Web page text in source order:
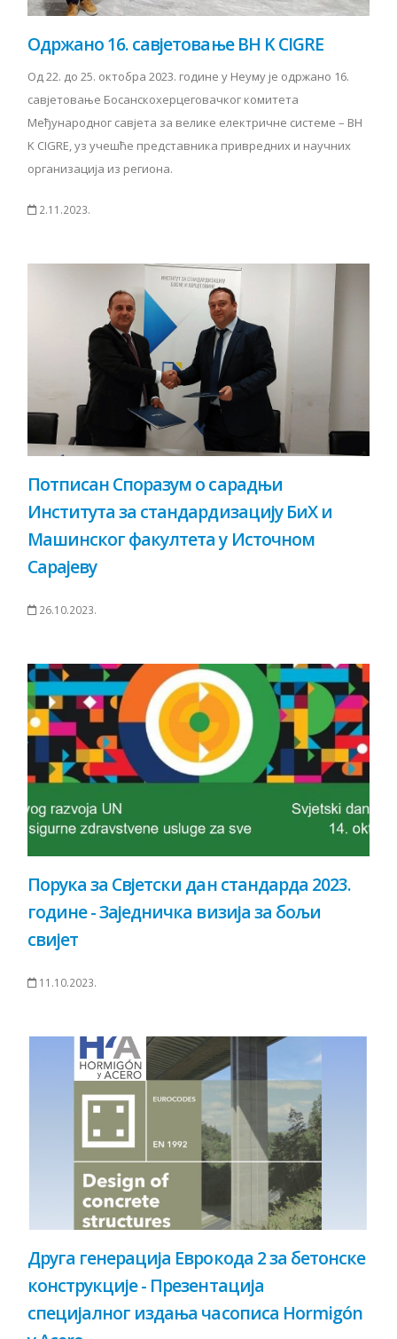
Одржано 16. савјетовање BH K CIGRE
Од 22. до 25. октобра 2023. године у Неуму је одржано 16.
савјетовање Босанскохерцеговачког комитета
Међународног савјета за велике електричне системе – BH
K CIGRE, уз учешће представника привредних и научних
организација из региона.
2.11.2023.
Потписан Споразум о сарадњи
Института за стандардизацију БиХ и
Машинског факултета у Источном
Сарајеву
26.10.2023.
Порука за Свјетски дан стандарда 2023.
године - Заједничка визија за бољи
свијет
11.10.2023.
Друга генерација Еврокода 2 за бетонске
конструкције - Презентација
специјалног издања часописа Hormigón